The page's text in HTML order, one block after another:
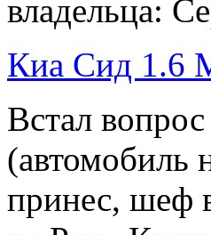
владельца:
Киа Сид 1.6
Встал
(автомобиль
принес, шеф